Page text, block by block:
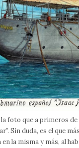
foto que a primeros de
Sin duda, es el que
la misma y más, al